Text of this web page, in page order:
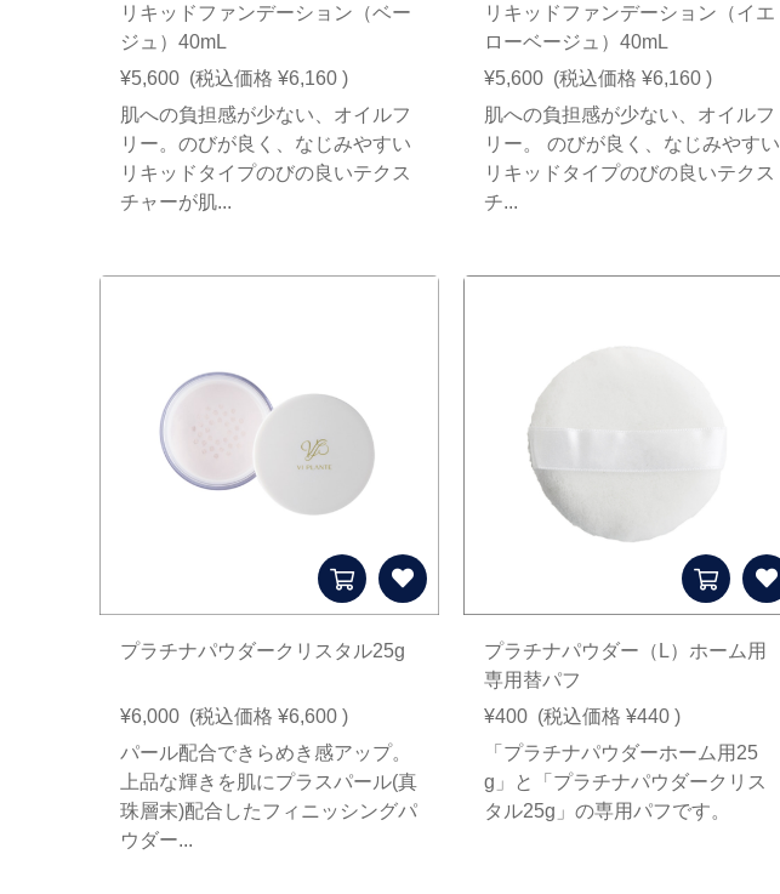
リキッドファンデーション（ベー
ジュ）40mL
¥5,600 (税込価格 ¥6,160 )
肌への負担感が少ない、オイルフ
リー。のびが良く、なじみやすい
リキッドタイプのびの良いテクス
チャーが肌...
リキッドファンデーション（イエ
ローベージュ）40mL
¥5,600 (税込価格 ¥6,160 )
肌への負担感が少ない、オイルフ
リー。 のびが良く、なじみやすい
リキッドタイプのびの良いテクス
チ...
プラチナパウダークリスタル25g
¥6,000 (税込価格 ¥6,600 )
パール配合できらめき感アップ。
上品な輝きを肌にプラスパール(真
珠層末)配合したフィニッシングパ
ウダー...
プラチナパウダー（L）ホーム用
専用替パフ
¥400 (税込価格 ¥440 )
「プラチナパウダーホーム用25
g」と「プラチナパウダークリス
タル25g」の専用パフです。